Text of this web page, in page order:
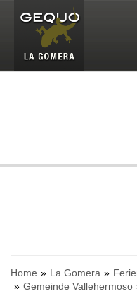
Home La Gomera
Gemeinde Vallehermoso